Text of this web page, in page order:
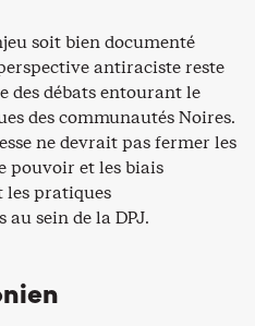
soit bien documenté
antiraciste reste
des débats entourant le
des communautés Noires.
ne devrait pas fermer les
pouvoir et les biais
pratiques
sein de la DPJ.